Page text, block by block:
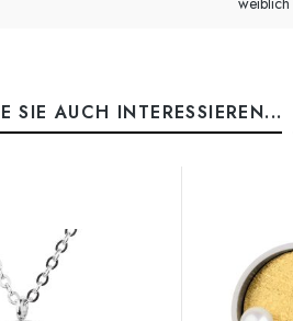
SIE AUCH INTERESSIEREN...